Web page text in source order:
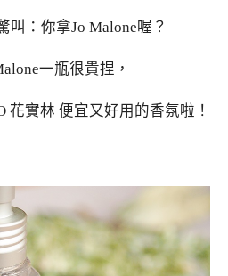
叫：你拿Jo Malone喔？
一瓶很貴捏，
花實林 便宜又好用的香氛啦！